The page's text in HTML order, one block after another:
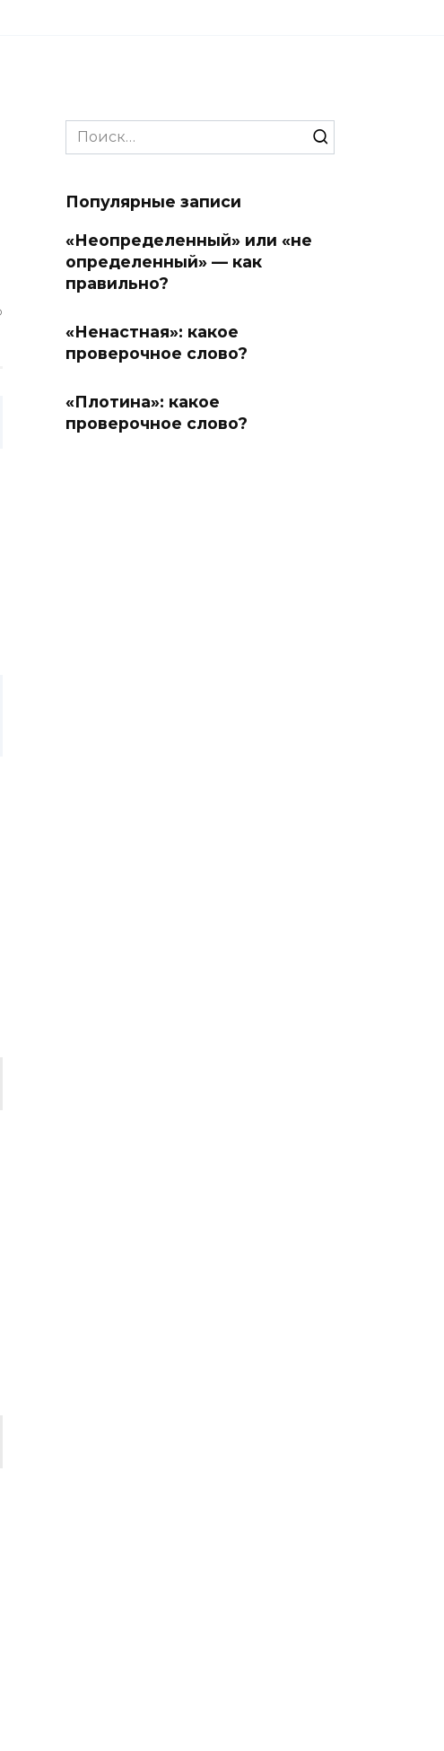
Search
for:
Популярные записи
«Неопределенный» или «не
определенный» — как
правильно?
«Ненастная»: какое
проверочное слово?
«Плотина»: какое
проверочное слово?